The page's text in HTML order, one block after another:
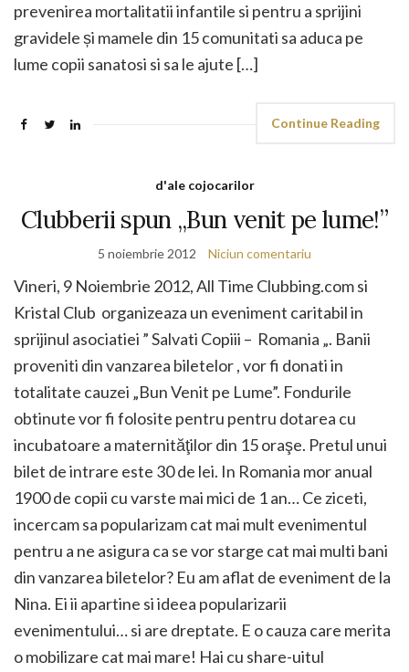
prevenirea mortalitatii infantile si pentru a sprijini
gravidele și mamele din 15 comunitati sa aduca pe
lume copii sanatosi si sa le ajute […]
Continue Reading
d'ale cojocarilor
Clubberii spun „Bun venit pe lume!”
5 noiembrie 2012 Niciun comentariu
Vineri, 9 Noiembrie 2012, All Time Clubbing.com si
Kristal Club organizeaza un eveniment caritabil in
sprijinul asociatiei ” Salvati Copiii – Romania „. Banii
proveniti din vanzarea biletelor , vor fi donati in
totalitate cauzei „Bun Venit pe Lume”. Fondurile
obtinute vor fi folosite pentru pentru dotarea cu
incubatoare a maternităţilor din 15 oraşe. Pretul unui
bilet de intrare este 30 de lei. In Romania mor anual
1900 de copii cu varste mai mici de 1 an… Ce ziceti,
incercam sa popularizam cat mai mult evenimentul
pentru a ne asigura ca se vor starge cat mai multi bani
din vanzarea biletelor? Eu am aflat de eveniment de la
Nina. Ei ii apartine si ideea popularizarii
evenimentului… si are dreptate. E o cauza care merita
o mobilizare cat mai mare! Hai cu share-uitul